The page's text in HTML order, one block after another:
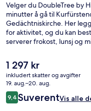
Velger du DoubleTree by
minutter å gå til
Gedächtniskirche. Her
for aktivitet, og du kan
serverer frokost, lunsj og
Mange reisende liker den
gå til kollektivtransport fra
gå til Kurfürstendamm U-
Augsburger Strasse U-
Den
nåværende
prisen
er
1 297 kr
1 297 kr
inkludert skatter og avgifter
19. aug.–20. aug.
Anmeldelser
9,49,4 av 10 –
SuverentVis alle